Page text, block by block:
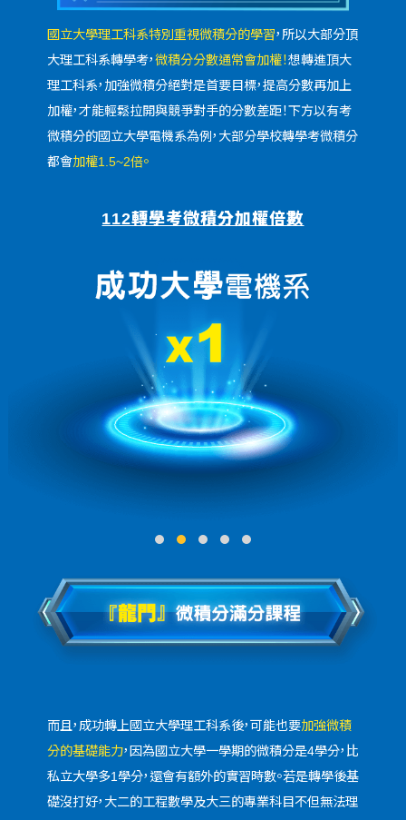
國立大學理工科系特別重視微積分的學習，所以大部分頂
大理工科系轉學考，微積分分數通常會加權！想轉進頂大
理工科系，加強微積分絕對是首要目標，提高分數再加上
加權，才能輕鬆拉開與競爭對手的分數差距！下方以有考
微積分的國立大學電機系為例，大部分學校轉學考微積分
都會加權1.5~2倍。
112轉學考微積分加權倍數
而且，成功轉上國立大學理工科系後，可能也要加強微積
分的基礎能力，因為國立大學一學期的微積分是4學分，比
私立大學多1學分，還會有額外的實習時數。若是轉學後基
礎沒打好，大二的工程數學及大三的專業科目不但無法理